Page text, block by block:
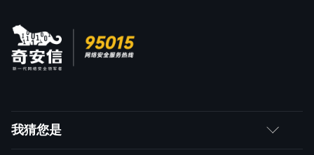
我猜您是